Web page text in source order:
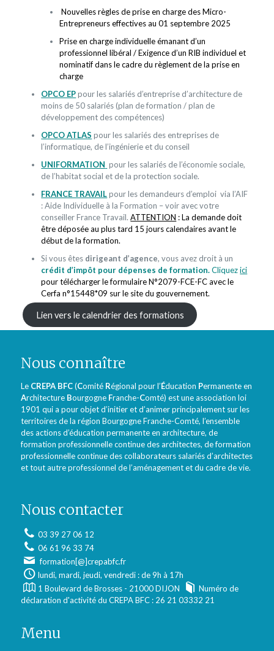
Nouvelles règles de prise en charge des Micro-
Entrepreneurs effectives au 01 septembre 2025
Prise en charge individuelle émanant d’un
professionnel libéral / Exigence d’un RIB individuel et
nominatif dans le cadre du règlement de la prise en
charge
OPCO EP pour les salariés d’entreprise d’architecture de
moins de 50 salariés (plan de formation / plan de
développement des compétences)
OPCO ATLAS pour les salariés des entreprises de
l’informatique, de l’ingénierie et du conseil
UNIFORMATION pour les salariés de l’économie sociale,
de l’habitat social et de la protection sociale.
FRANCE TRAVAILpour les demandeurs d’emploi via l’AIF
: Aide Individuelle à la Formation – voir avec votre
conseiller France Travail.ATTENTION : La demande doit
être déposée au plus tard 15 jours calendaires avant le
début de la formation.
Si vous êtes dirigeant d’agence, vous avez droit à un
crédit d’impôt pour dépenses de formation.Cliquezici
pour télécharger le formulaire N°2079-FCE-FC avec le
Cerfa n°15448*09 sur le site du gouvernement.
Lien vers le calendrier des formations
Nous connaître
Le CREPA BFC(Comité Régional pour l’Éducation Permanente en
Architecture Bourgogne Franche-Comté) est une association loi
1901 qui a pour objet d’initier et d’animer principalement sur les
territoires de la région Bourgogne Franche-Comté, l’ensemble
des actions d’éducation permanente en architecture, de
formation professionnelle continue des architectes, de formation
professionnelle continue des collaborateurs salariés d’architectes
et tout autre professionnel de l’aménagement et du cadre de vie.
Nous contacter
03 39 27 06 12
06 61 96 33 74
formation[@]crepabfc.fr
lundi, mardi, jeudi, vendredi : de 9h à 17h
1 Boulevard de Brosses - 21000 DIJON
Numéro de
déclaration d'activité du CREPA BFC : 26 21 03332 21
Menu